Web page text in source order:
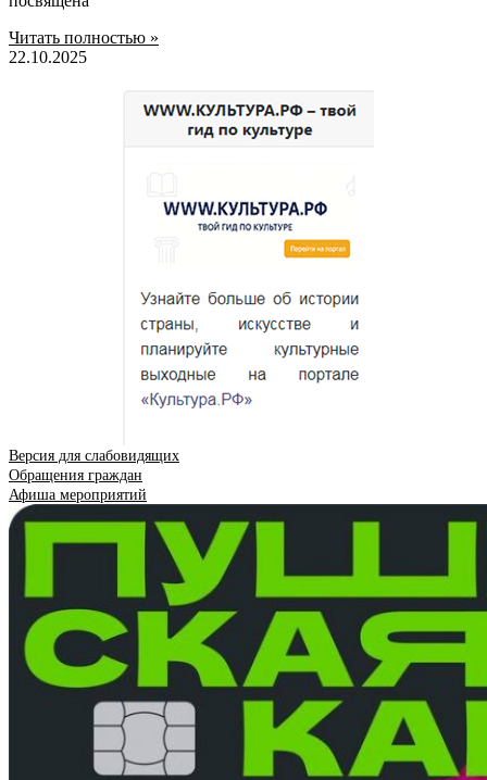
Читать полностью »
22.10.2025
Версия для слабовидящих
Обращения граждан
Афиша мероприятий